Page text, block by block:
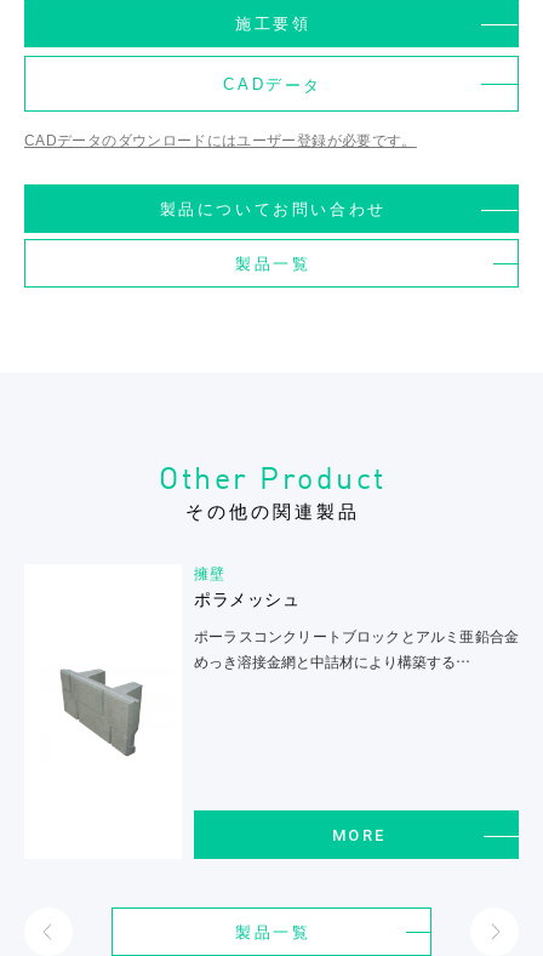
施工要領
CADデータ
CADデータのダウンロードにはユーザー登録が必要です。
製品についてお問い合わせ
製品一覧
Other Product
その他の関連製品
擁壁
ポラメッシュ
ポーラスコンクリートブロックとアルミ亜鉛合金
めっき溶接金網と中詰材により構築する…
MORE
製品一覧